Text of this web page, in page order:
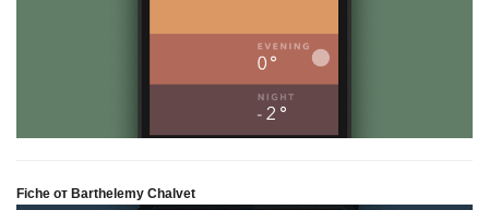
Fiche от Barthelemy Chalvet